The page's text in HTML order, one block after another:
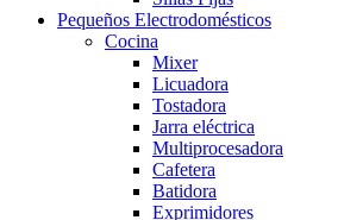
Pequeños Electrodomésticos
Cocina
Mixer
Licuadora
Tostadora
Jarra eléctrica
Multiprocesadora
Cafetera
Batidora
Exprimidores